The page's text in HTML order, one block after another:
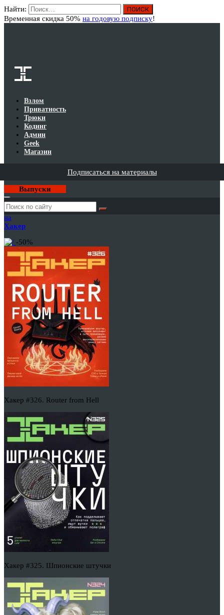
Найти:
Временная скидка 50% на годовую подписку!
Взлом
Приватность
Трюки
Кодинг
Админ
Geek
Магазин
Подписаться на материалы
Выпуски
Годовая
подписка
на
Хакер
-50%
Хакер #326. Router from Hell
Хакер #325. Шпионские штучки